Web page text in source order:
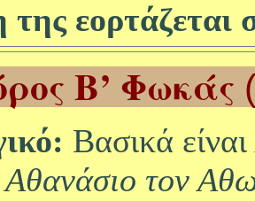
εορτάζεται
Β’ Φωκάς
Βασικά
Αθανάσιο τον